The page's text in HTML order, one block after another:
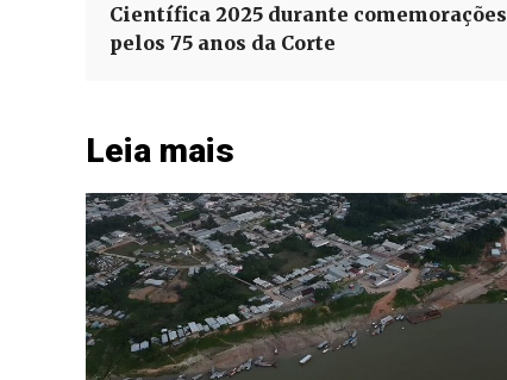
Científica 2025 durante comemorações
pelos 75 anos da Corte
Leia mais